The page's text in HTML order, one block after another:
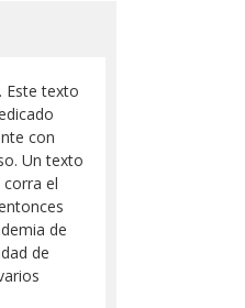
Este texto
con
Un texto
el
de
de